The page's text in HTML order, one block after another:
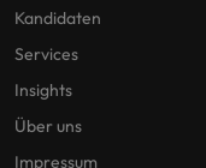
Kandidaten
Services
Insights
Über uns
Impressum